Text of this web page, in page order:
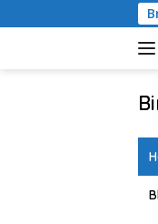
to
Barat Sasar